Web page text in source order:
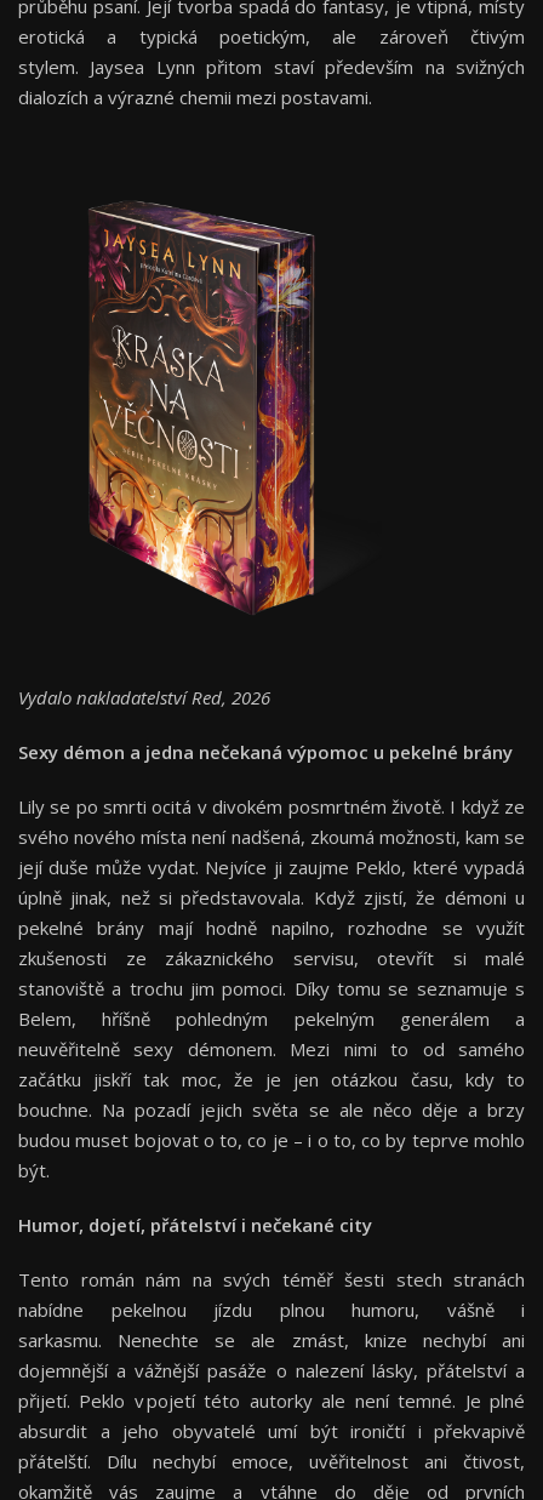
průběhu psaní. Její tvorba spadá do fantasy, je vtipná, místy
erotická a typická poetickým, ale zároveň čtivým
stylem. Jaysea Lynn přitom staví především na svižných
dialozích a výrazné chemii mezi postavami.
Vydalo nakladatelství Red, 2026
Sexy démon a jedna nečekaná výpomoc u pekelné brány
Lily se po smrti ocitá v divokém posmrtném životě. I když ze
svého nového místa není nadšená, zkoumá možnosti, kam se
její duše může vydat. Nejvíce ji zaujme Peklo, které vypadá
úplně jinak, než si představovala. Když zjistí, že démoni u
pekelné brány mají hodně napilno, rozhodne se využít
zkušenosti ze zákaznického servisu, otevřít si malé
stanoviště a trochu jim pomoci. Díky tomu se seznamuje s
Belem, hříšně pohledným pekelným generálem a
neuvěřitelně sexy démonem. Mezi nimi to od samého
začátku jiskří tak moc, že je jen otázkou času, kdy to
bouchne. Na pozadí jejich světa se ale něco děje a brzy
budou muset bojovat o to, co je – i o to, co by teprve mohlo
být.
Humor, dojetí, přátelství i nečekané city
Tento román nám na svých téměř šesti stech stranách
nabídne pekelnou jízdu plnou humoru, vášně i
sarkasmu. Nenechte se ale zmást, knize nechybí ani
dojemnější a vážnější pasáže o nalezení lásky, přátelství a
přijetí. Peklo v pojetí této autorky ale není temné. Je plné
absurdit a jeho obyvatelé umí být ironičtí i překvapivě
přátelští. Dílu nechybí emoce, uvěřitelnost ani čtivost,
okamžitě vás zaujme a vtáhne do děje od prvních